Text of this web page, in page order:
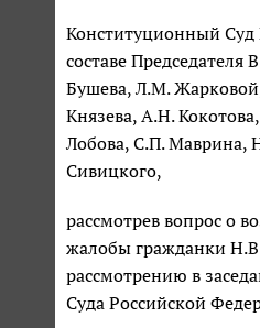
Конституционный Суд
составе
Бушева, Л.М.
Князева, А.Н.
Лобова, С.П. Маврина,
Сивицкого,
рассмотрев вопрос о
жалобы гражданки
рассмотрению в
Суда Российской